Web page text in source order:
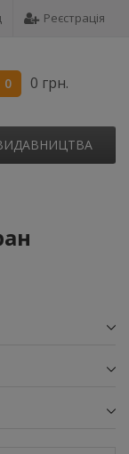
Реєстрація
0 0 грн.